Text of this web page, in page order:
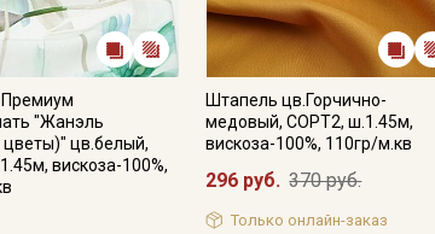
"Жанэль
цв.белый,
вискоза-100%,
Штапель цв.Горчично-
медовый, СОРТ2, ш.1.45м,
вискоза-100%, 110гр/м.кв
296 руб. 370 руб.
Только онлайн-заказ